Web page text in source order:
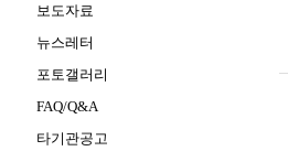
보도자료
뉴스레터
포토갤러리
FAQ/Q&A
타기관공고